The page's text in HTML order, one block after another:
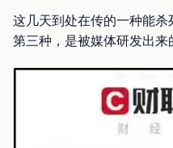
这几天到处在传的一种能
第三种，是被媒体研发出来